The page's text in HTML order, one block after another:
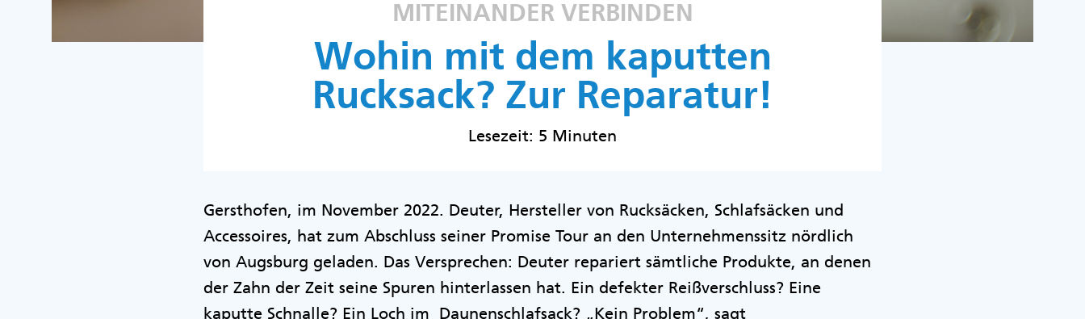
MITEINANDER VERBINDEN
Wohin mit dem kaputten
Rucksack? Zur Reparatur!
Lesezeit: 5 Minuten
Gersthofen, im November 2022. Deuter, Hersteller von Rucksäcken, Schlafsäcken und
Accessoires, hat zum Abschluss seiner Promise Tour an den Unternehmenssitz nördlich
von Augsburg geladen. Das Versprechen: Deuter repariert sämtliche Produkte, an denen
der Zahn der Zeit seine Spuren hinterlassen hat. Ein defekter Reißverschluss? Eine
kaputte Schnalle? Ein Loch im Daunenschlafsack? „Kein Problem“, sagt